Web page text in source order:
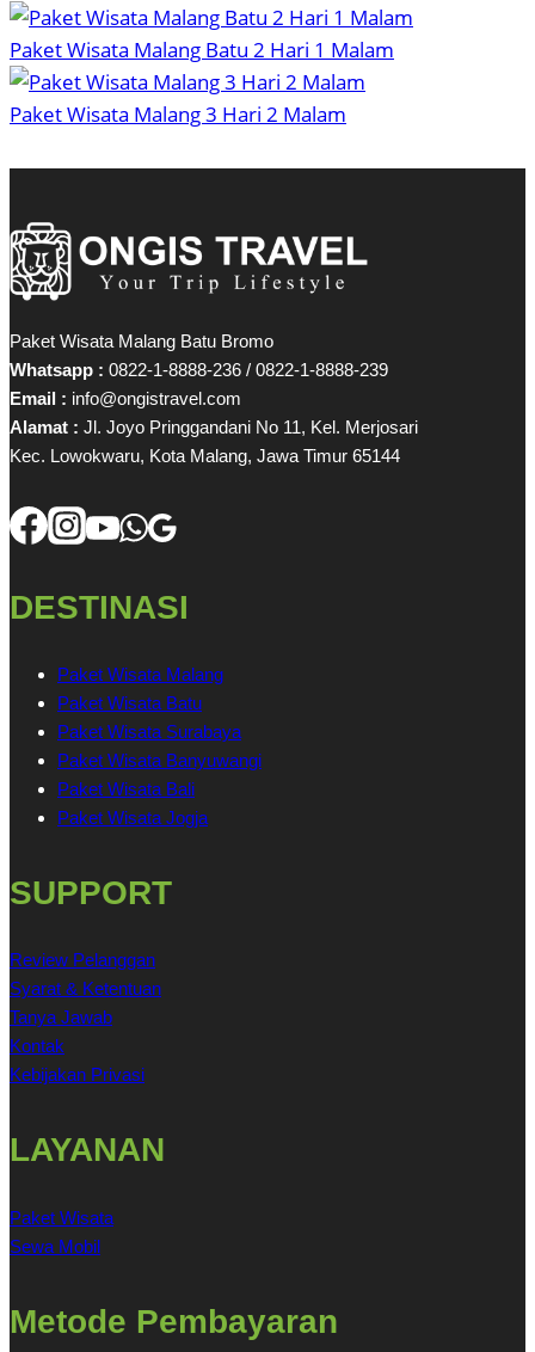
Paket Wisata Malang Batu 2 Hari 1 Malam
Paket Wisata Malang 3 Hari 2 Malam
Paket Wisata Malang Batu Bromo
Whatsapp : 0822-1-8888-236 / 0822-1-8888-239
Email : info@ongistravel.com
Alamat : Jl. Joyo Pringgandani No 11, Kel. Merjosari
Kec. Lowokwaru, Kota Malang, Jawa Timur 65144
DESTINASI
Paket Wisata Malang
Paket Wisata Batu
Paket Wisata Surabaya
Paket Wisata Banyuwangi
Paket Wisata Bali
Paket Wisata Jogja
SUPPORT
Review Pelanggan
Syarat & Ketentuan
Tanya Jawab
Kontak
Kebijakan Privasi
LAYANAN
Paket Wisata
Sewa Mobil
Metode Pembayaran